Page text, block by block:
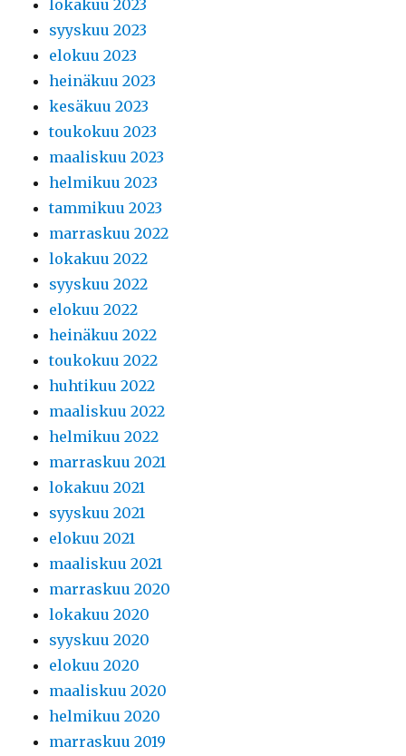
lokakuu 2023
syyskuu 2023
elokuu 2023
heinäkuu 2023
kesäkuu 2023
toukokuu 2023
maaliskuu 2023
helmikuu 2023
tammikuu 2023
marraskuu 2022
lokakuu 2022
syyskuu 2022
elokuu 2022
heinäkuu 2022
toukokuu 2022
huhtikuu 2022
maaliskuu 2022
helmikuu 2022
marraskuu 2021
lokakuu 2021
syyskuu 2021
elokuu 2021
maaliskuu 2021
marraskuu 2020
lokakuu 2020
syyskuu 2020
elokuu 2020
maaliskuu 2020
helmikuu 2020
marraskuu 2019